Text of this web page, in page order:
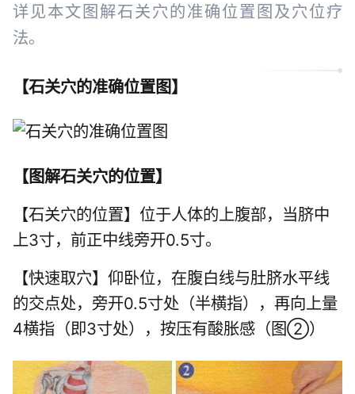
详见本文图解石关穴的准确位置图及穴位疗
法。
【石关穴的准确位置图】
【图解石关穴的位置】
【石关穴的位置】位于人体的上腹部，当脐中
上3寸，前正中线旁开0.5寸。
【快速取穴】仰卧位，在腹白线与肚脐水平线
的交点处，旁开0.5寸处（半横指），再向上量
4横指（即3寸处），按压有酸胀感（图②）